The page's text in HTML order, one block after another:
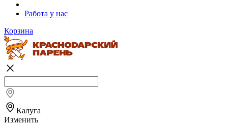
Работа у нас
Корзина
Калуга
Изменить